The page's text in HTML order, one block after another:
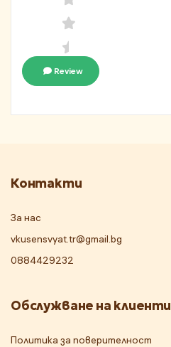
Review
Контакти
За нас
vkusensvyat.tr@gmail.bg
0884429232
Обслужване на клиенти
Политика за поверителност